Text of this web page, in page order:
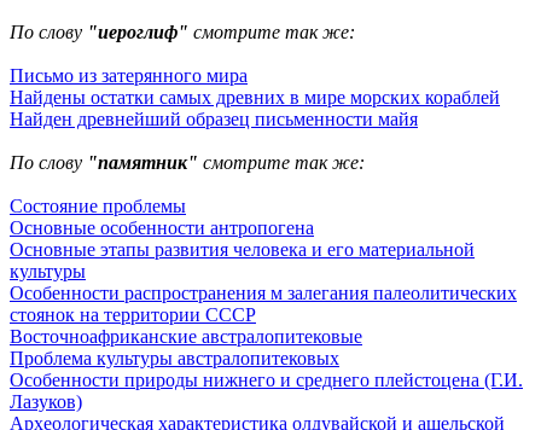
По слову "иероглиф" смотрите так же:
Письмо из затерянного мира
Найдены остатки самых древних в мире морских кораблей
Найден древнейший образец письменности майя
По слову "памятник" смотрите так же:
Состояние проблемы
Основные особенности антропогена
Основные этапы развития человека и его материальной
культуры
Особенности распространения м залегания палеолитических
стоянок на территории СССР
Восточноафриканские австралопитековые
Проблема культуры австралопитековых
Особенности природы нижнего и среднего плейстоцена (Г.И.
Лазуков)
Археологическая характеристика олдувайской и ашельской